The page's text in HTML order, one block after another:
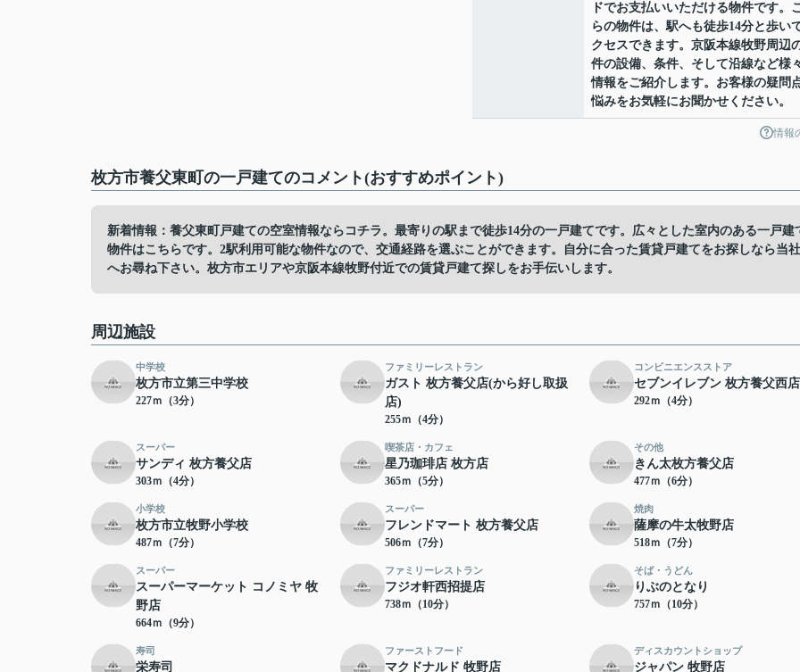
ドでお支払いいただける物件です。
らの物件は、駅へも徒歩14分と歩い
クセスできます。京阪本線牧野周辺
件の設備、条件、そして沿線など様
情報をご紹介します。お客様の疑問
悩みをお気軽にお聞かせください。
情報
枚方市養父東町の一戸建てのコメント(おすすめポイント)
新着情報：養父東町戸建ての空室情報ならコチラ。最寄りの駅まで徒歩14分の一戸建てです。広々とした室内のある一戸建
物件はこちらです。2駅利用可能な物件なので、交通経路を選ぶことができます。自分に合った賃貸戸建てをお探しなら当社
へお尋ね下さい。枚方市エリアや京阪本線牧野付近での賃貸戸建て探しをお手伝いします。
周辺施設
中学校
枚方市立第三中学校
227ｍ（3分）
ファミリーレストラン
ガスト 枚方養父店(から好し取扱
店)
255ｍ（4分）
コンビニエンスストア
セブンイレブン 枚方養父西店
292ｍ（4分）
スーパー
サンディ 枚方養父店
303ｍ（4分）
喫茶店・カフェ
星乃珈琲店 枚方店
365ｍ（5分）
その他
きん太枚方養父店
477ｍ（6分）
小学校
枚方市立牧野小学校
487ｍ（7分）
スーパー
フレンドマート 枚方養父店
506ｍ（7分）
焼肉
薩摩の牛太牧野店
518ｍ（7分）
スーパー
スーパーマーケット コノミヤ 牧
野店
664ｍ（9分）
ファミリーレストラン
フジオ軒西招提店
738ｍ（10分）
そば・うどん
りぶのとなり
757ｍ（10分）
寿司
栄寿司
ファーストフード
マクドナルド 牧野店
ディスカウントショップ
ジャパン 牧野店